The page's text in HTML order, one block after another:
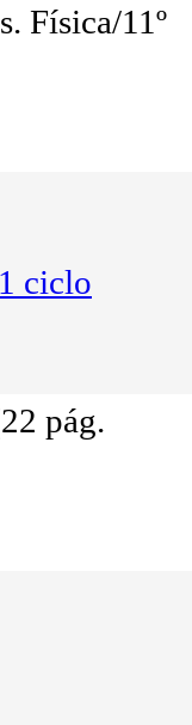
Física/11º
ciclo
pág.